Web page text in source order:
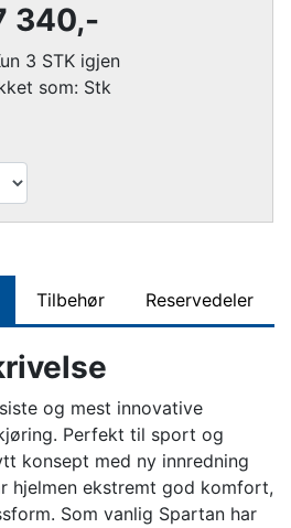
340,-
3 STK igjen
som: Stk
Tilbehør Reservedeler
og mest innovative
Perfekt til sport og
konsept med ny innredning
hjelmen ekstremt god komfort,
Som vanlig Spartan har